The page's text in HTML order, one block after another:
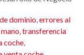
dominio errores al
transferencia
coche